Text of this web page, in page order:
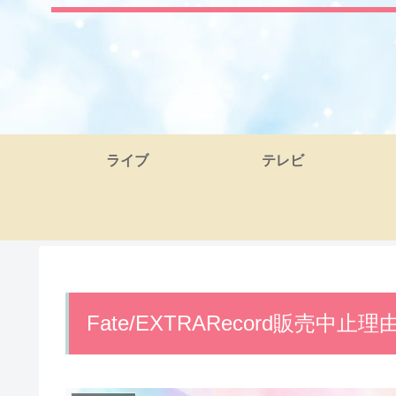
ライブ テレビ
Fate/EXTRARecord販売中止理